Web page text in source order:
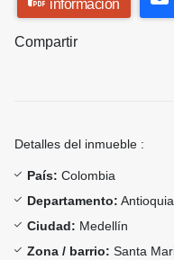
información
Compartir
Detalles del inmueble :
País: Colombia
Departamento: Antioquia
Ciudad: Medellín
Zona / barrio: Santa